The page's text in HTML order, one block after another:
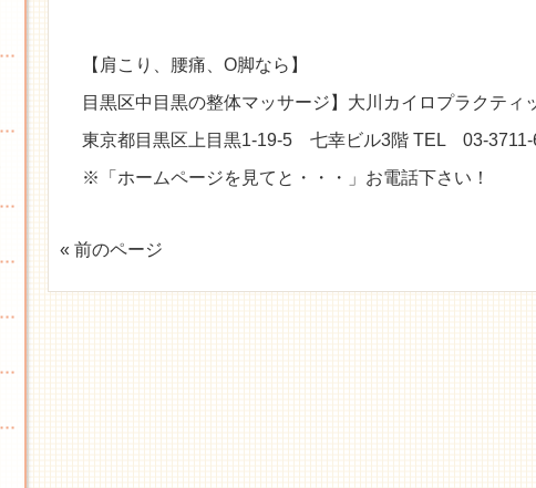
【肩こり、腰痛、O脚なら】
目黒区中目黒の整体マッサージ】大川カイロプラクティ
東京都目黒区上目黒1-19-5 七幸ビル3階 TEL 03-3711-
※「ホームページを見てと・・・」お電話下さい！
« 前のページ